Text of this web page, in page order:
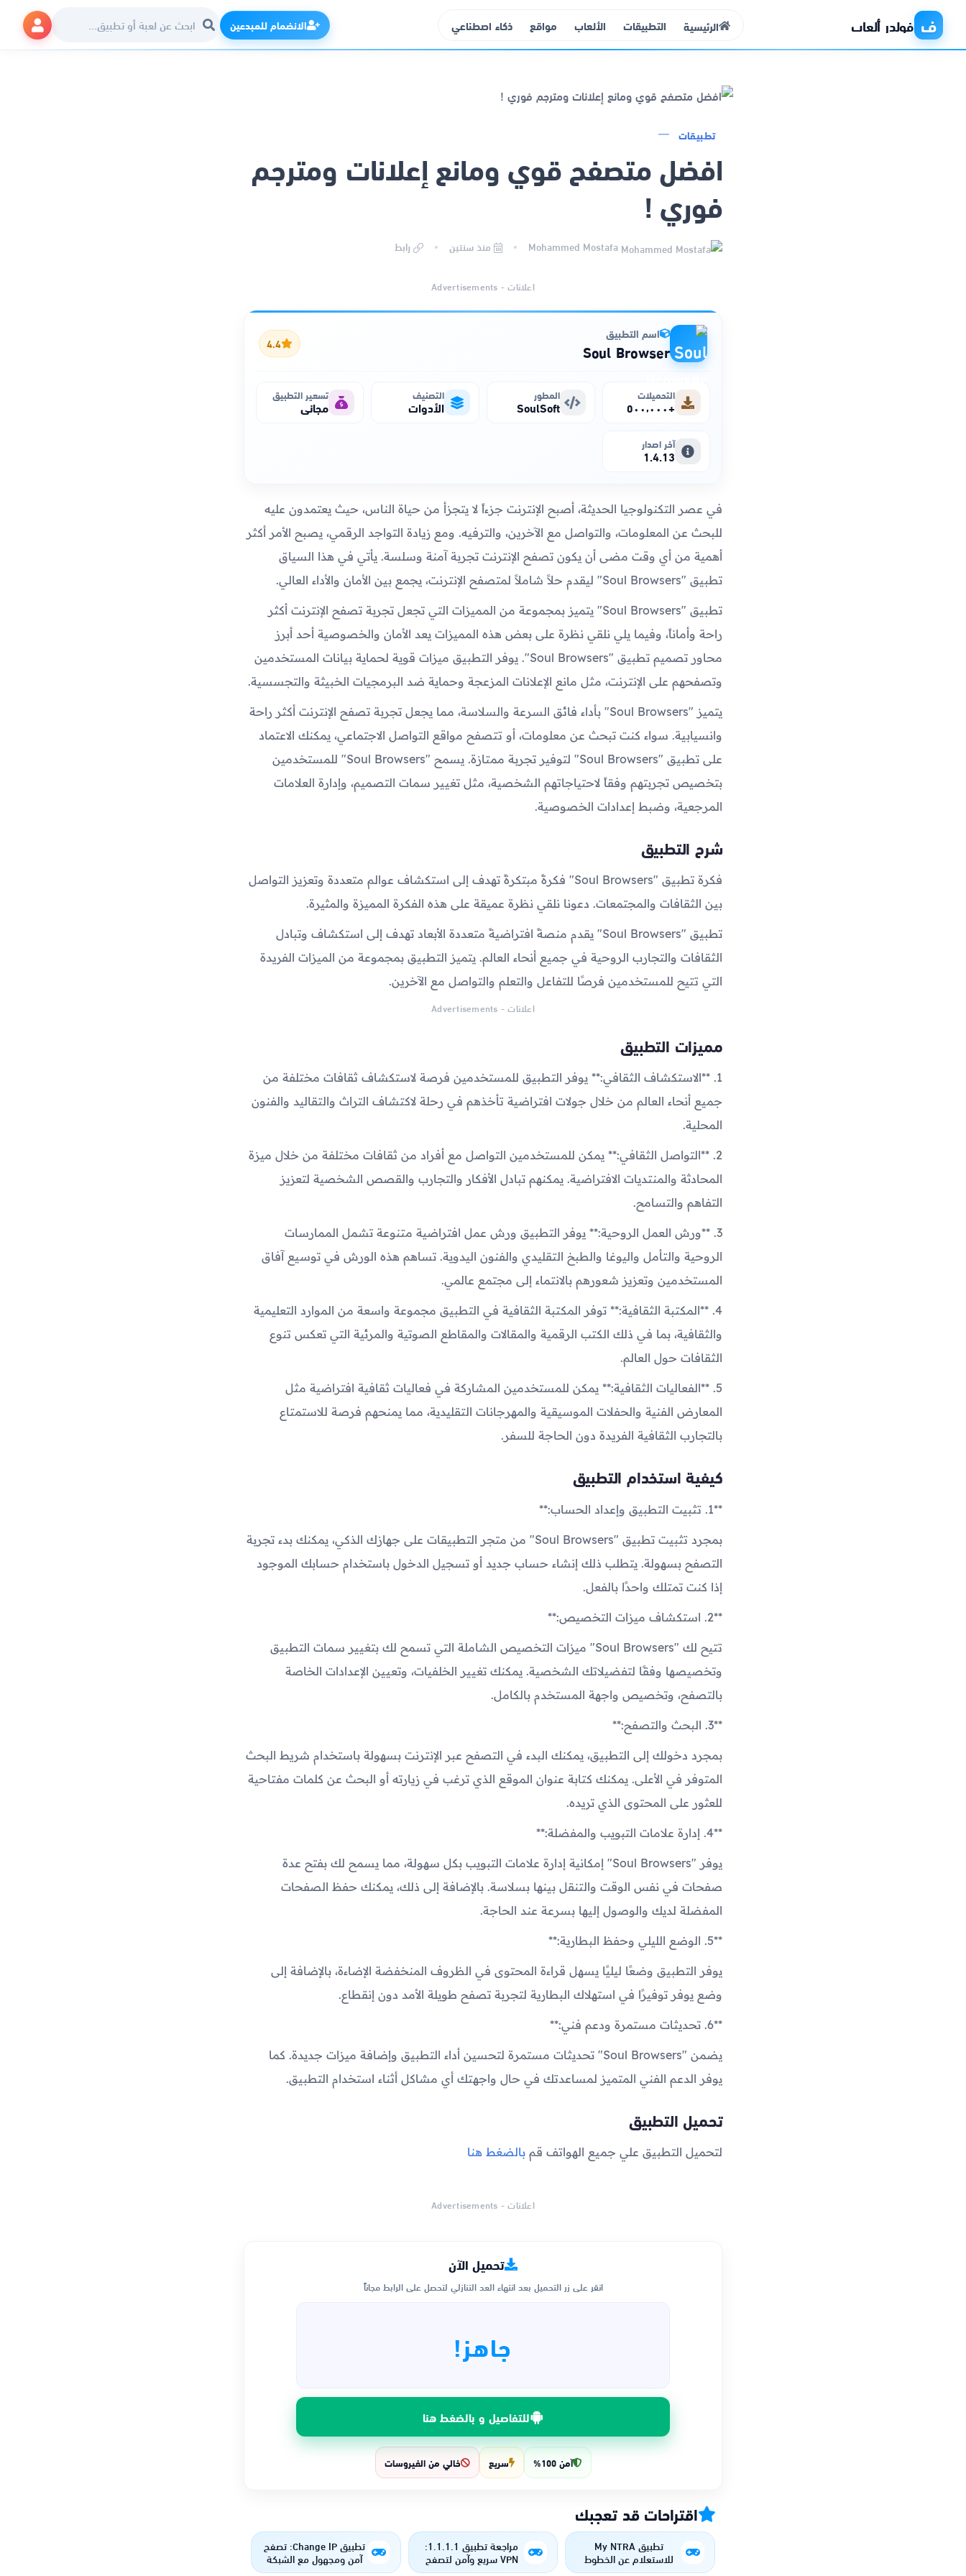
ف فولدر ألعاب الرئيسية التطبيقات الألعاب مواقع ذكاء اصطناعي الانضمام للمبدعين
تطبيقات
افضل متصفح قوي ومانع إعلانات ومترجم
فوري !
منذ سنتين رابط
اعلانات - Advertisements
اسم التطبيق
Soul Browser
4.4
التحميلات
+٥٠٠٬٠٠٠
المطور
SoulSoft
التصنيف
الأدوات
تسعير التطبيق
مجاني
آخر اصدار
1.4.13
في عصر التكنولوجيا الحديثة، أصبح الإنترنت جزءاً لا يتجزأ من حياة الناس، حيث يعتمدون عليه
للبحث عن المعلومات، والتواصل مع الآخرين، والترفيه. ومع زيادة التواجد الرقمي، يصبح الأمر أكثر
أهمية من أي وقت مضى أن يكون تصفح الإنترنت تجربة آمنة وسلسة. يأتي في هذا السياق
تطبيق "Soul Browsers" ليقدم حلاً شاملاً لمتصفح الإنترنت، يجمع بين الأمان والأداء العالي.
تطبيق "Soul Browsers" يتميز بمجموعة من المميزات التي تجعل تجربة تصفح الإنترنت أكثر
راحة وأماناً، وفيما يلي نلقي نظرة على بعض هذه المميزات يعد الأمان والخصوصية أحد أبرز
محاور تصميم تطبيق "Soul Browsers". يوفر التطبيق ميزات قوية لحماية بيانات المستخدمين
وتصفحهم على الإنترنت، مثل مانع الإعلانات المزعجة وحماية ضد البرمجيات الخبيثة والتجسسية.
يتميز "Soul Browsers" بأداء فائق السرعة والسلاسة، مما يجعل تجربة تصفح الإنترنت أكثر راحة
وانسيابية. سواء كنت تبحث عن معلومات، أو تتصفح مواقع التواصل الاجتماعي، يمكنك الاعتماد
على تطبيق "Soul Browsers" لتوفير تجربة ممتازة. يسمح "Soul Browsers" للمستخدمين
بتخصيص تجربتهم وفقاً لاحتياجاتهم الشخصية، مثل تغيير سمات التصميم، وإدارة العلامات
المرجعية، وضبط إعدادات الخصوصية.
شرح التطبيق
فكرة تطبيق "Soul Browsers" فكرةً مبتكرةً تهدف إلى استكشاف عوالم متعددة وتعزيز التواصل
بين الثقافات والمجتمعات. دعونا نلقي نظرة عميقة على هذه الفكرة المميزة والمثيرة.
تطبيق "Soul Browsers" يقدم منصةً افتراضيةً متعددة الأبعاد تهدف إلى استكشاف وتبادل
الثقافات والتجارب الروحية في جميع أنحاء العالم. يتميز التطبيق بمجموعة من الميزات الفريدة
التي تتيح للمستخدمين فرصًا للتفاعل والتعلم والتواصل مع الآخرين.
اعلانات - Advertisements
مميزات التطبيق
1. **الاستكشاف الثقافي:** يوفر التطبيق للمستخدمين فرصة لاستكشاف ثقافات مختلفة من
جميع أنحاء العالم من خلال جولات افتراضية تأخذهم في رحلة لاكتشاف التراث والتقاليد والفنون
المحلية.
2. **التواصل الثقافي:** يمكن للمستخدمين التواصل مع أفراد من ثقافات مختلفة من خلال ميزة
المحادثة والمنتديات الافتراضية. يمكنهم تبادل الأفكار والتجارب والقصص الشخصية لتعزيز
التفاهم والتسامح.
3. **ورش العمل الروحية:** يوفر التطبيق ورش عمل افتراضية متنوعة تشمل الممارسات
الروحية والتأمل واليوغا والطبخ التقليدي والفنون اليدوية. تساهم هذه الورش في توسيع آفاق
المستخدمين وتعزيز شعورهم بالانتماء إلى مجتمع عالمي.
4. **المكتبة الثقافية:** توفر المكتبة الثقافية في التطبيق مجموعة واسعة من الموارد التعليمية
والثقافية، بما في ذلك الكتب الرقمية والمقالات والمقاطع الصوتية والمرئية التي تعكس تنوع
الثقافات حول العالم.
5. **الفعاليات الثقافية:** يمكن للمستخدمين المشاركة في فعاليات ثقافية افتراضية مثل
المعارض الفنية والحفلات الموسيقية والمهرجانات التقليدية، مما يمنحهم فرصة للاستمتاع
بالتجارب الثقافية الفريدة دون الحاجة للسفر.
كيفية استخدام التطبيق
**1. تثبيت التطبيق وإعداد الحساب:**
بمجرد تثبيت تطبيق "Soul Browsers" من متجر التطبيقات على جهازك الذكي، يمكنك بدء تجربة
التصفح بسهولة. يتطلب ذلك إنشاء حساب جديد أو تسجيل الدخول باستخدام حسابك الموجود
إذا كنت تمتلك واحدًا بالفعل.
**2. استكشاف ميزات التخصيص:**
تتيح لك "Soul Browsers" ميزات التخصيص الشاملة التي تسمح لك بتغيير سمات التطبيق
وتخصيصها وفقًا لتفضيلاتك الشخصية. يمكنك تغيير الخلفيات، وتعيين الإعدادات الخاصة
بالتصفح، وتخصيص واجهة المستخدم بالكامل.
**3. البحث والتصفح:**
بمجرد دخولك إلى التطبيق، يمكنك البدء في التصفح عبر الإنترنت بسهولة باستخدام شريط البحث
المتوفر في الأعلى. يمكنك كتابة عنوان الموقع الذي ترغب في زيارته أو البحث عن كلمات مفتاحية
للعثور على المحتوى الذي تريده.
**4. إدارة علامات التبويب والمفضلة:**
يوفر "Soul Browsers" إمكانية إدارة علامات التبويب بكل سهولة، مما يسمح لك بفتح عدة
صفحات في نفس الوقت والتنقل بينها بسلاسة. بالإضافة إلى ذلك، يمكنك حفظ الصفحات
المفضلة لديك والوصول إليها بسرعة عند الحاجة.
**5. الوضع الليلي وحفظ البطارية:**
يوفر التطبيق وضعًا ليليًا يسهل قراءة المحتوى في الظروف المنخفضة الإضاءة، بالإضافة إلى
وضع يوفر توفيرًا في استهلاك البطارية لتجربة تصفح طويلة الأمد دون إنقطاع.
**6. تحديثات مستمرة ودعم فني:**
يضمن "Soul Browsers" تحديثات مستمرة لتحسين أداء التطبيق وإضافة ميزات جديدة. كما
يوفر الدعم الفني المتميز لمساعدتك في حال واجهتك أي مشاكل أثناء استخدام التطبيق.
تحميل التطبيق
لتحميل التطبيق علي جميع الهواتف قم بالضغط هنا
اعلانات - Advertisements
تحميل الآن
انقر على زر التحميل بعد انتهاء العد التنازلي لتحصل على الرابط مجاناً
جاهز!
للتفاصيل و بالضغط هنا
آمن 100% سريع خالي من الفيروسات
اقتراحات قد تعجبك
تطبيق My NTRA
للاستعلام عن الخطوط
المسجلة بالرقم القومي
مراجعة تطبيق 1.1.1.1:
VPN سريع وآمن لتصفح
الإنترنت
تطبيق Change IP: تصفح
آمن ومجهول مع الشبكة
الافتراضية الخاصة